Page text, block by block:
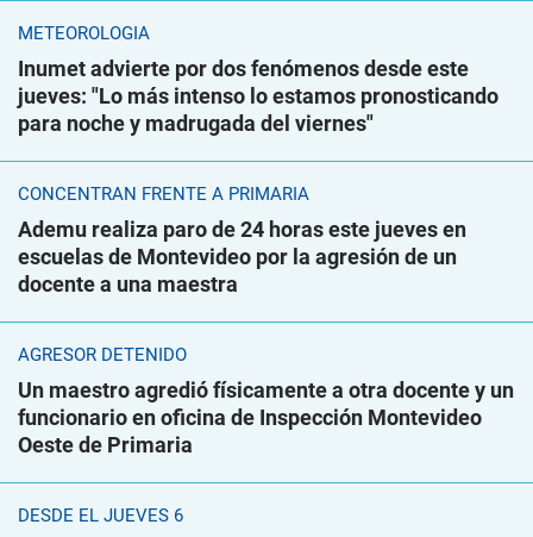
METEOROLOGÍA
Inumet advierte por dos fenómenos desde este
jueves: "Lo más intenso lo estamos pronosticando
para noche y madrugada del viernes"
CONCENTRAN FRENTE A PRIMARIA
Ademu realiza paro de 24 horas este jueves en
escuelas de Montevideo por la agresión de un
docente a una maestra
AGRESOR DETENIDO
Un maestro agredió físicamente a otra docente y un
funcionario en oficina de Inspección Montevideo
Oeste de Primaria
DESDE EL JUEVES 6